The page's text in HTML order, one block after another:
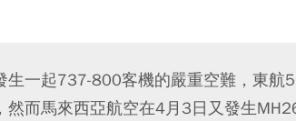
生一起737-800客機的嚴重空難，東
然而馬來西亞航空在4月3日又發生